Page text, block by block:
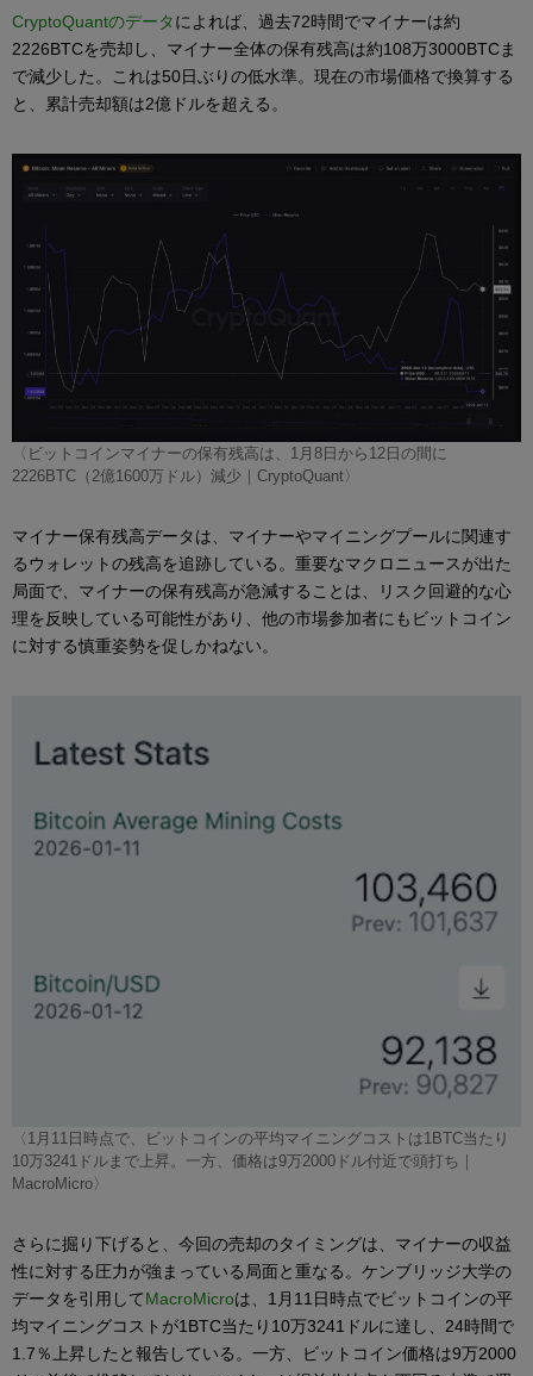
CryptoQuantのデータによれば、過去72時間でマイナーは約
2226BTCを売却し、マイナー全体の保有残高は約108万3000BTCま
で減少した。これは50日ぶりの低水準。現在の市場価格で換算する
と、累計売却額は2億ドルを超える。
〈ビットコインマイナーの保有残高は、1月8日から12日の間に
2226BTC（2億1600万ドル）減少｜CryptoQuant〉
マイナー保有残高データは、マイナーやマイニングプールに関連す
るウォレットの残高を追跡している。重要なマクロニュースが出た
局面で、マイナーの保有残高が急減することは、リスク回避的な心
理を反映している可能性があり、他の市場参加者にもビットコイン
に対する慎重姿勢を促しかねない。
〈1月11日時点で、ビットコインの平均マイニングコストは1BTC当たり
10万3241ドルまで上昇。一方、価格は9万2000ドル付近で頭打ち｜
MacroMicro〉
さらに掘り下げると、今回の売却のタイミングは、マイナーの収益
性に対する圧力が強まっている局面と重なる。ケンブリッジ大学の
データを引用してMacroMicroは、1月11日時点でビットコインの平
均マイニングコストが1BTC当たり10万3241ドルに達し、24時間で
1.7％上昇したと報告している。一方、ビットコイン価格は9万2000